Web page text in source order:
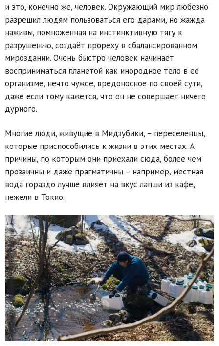
и это, конечно же, человек. Окружающий мир любезно
разрешил людям пользоваться его дарами, но жажда
наживы, помноженная на инстинктивную тягу к
разрушению, создаёт прореху в сбалансированном
мироздании. Очень быстро человек начинает
восприниматься планетой как инородное тело в её
организме, нечто чужое, вредоносное по своей сути,
даже если тому кажется, что он не совершает ничего
дурного.
Многие люди, живущие в Мидзубики, – переселенцы,
которые приспособились к жизни в этих местах. А
причины, по которым они приехали сюда, более чем
прозаичны и даже прагматичны – например, местная
вода гораздо лучше влияет на вкус лапши из кафе,
нежели в Токио.